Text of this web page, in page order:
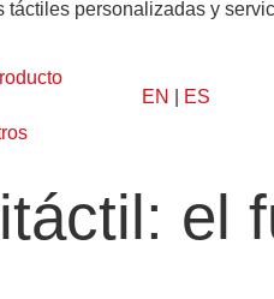
personalizadas y
EN ES
el